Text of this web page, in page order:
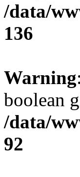
/data/
136
Warning
boolean
/data/
92